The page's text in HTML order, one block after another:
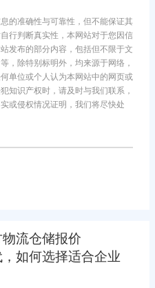
的准确性与可靠性，但不能保证其
行判断真实性，本网站对于您因信
发布的部分内容，包括但不限于文
，除特别标明外，均来源于网络，
单位或个人认为本网站中的网页或
知识产权时，请及时与我们联系，
或侵权情况证明，我们将尽快处
物流仓储报价
如何选择适合企业